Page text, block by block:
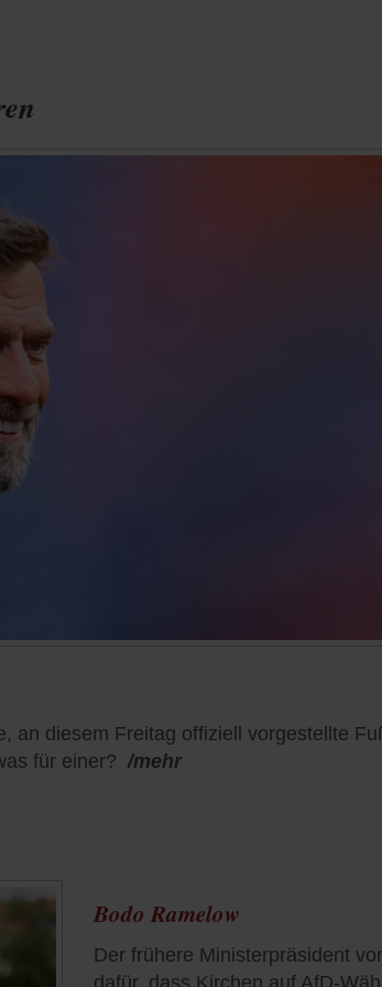
an diesem Freitag offiziell vorgestellte
für einer? /mehr
Bodo Ramelow
Der frühere Ministerpräsident